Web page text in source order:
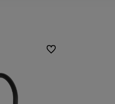
Do ulubionych